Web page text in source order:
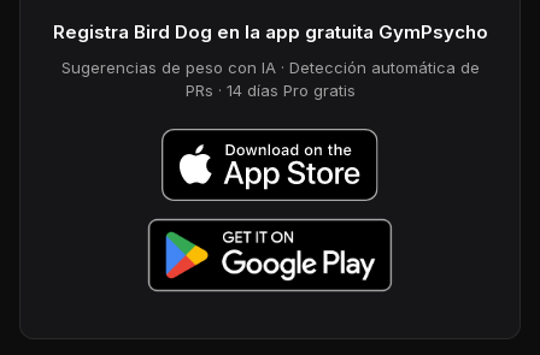
Registra Bird Dog en la app gratuita GymPsycho
Sugerencias de peso con IA · Detección automática de
PRs · 14 días Pro gratis